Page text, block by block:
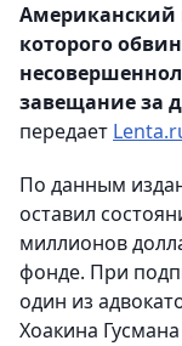
которого
завещание за
передает
По данным
оставил
миллионов
фонде. При
один из
Хоакина